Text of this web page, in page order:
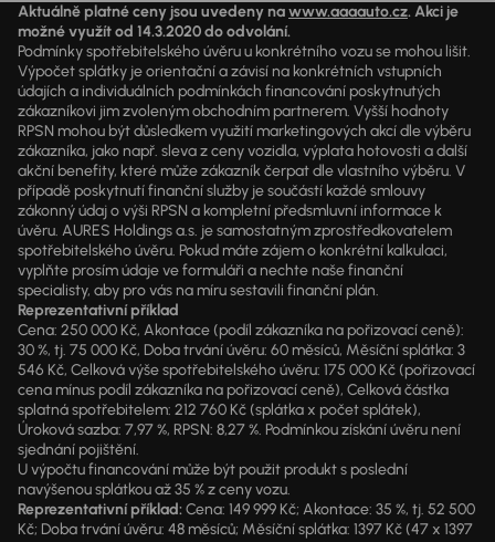
Aktuálně platné ceny jsou uvedeny nawww.aaaauto.cz. Akci je
možné využít od 14.3.2020 do odvolání.
Podmínky spotřebitelského úvěru u konkrétního vozu se mohou lišit.
Výpočet splátky je orientační a závisí na konkrétních vstupních
údajích a individuálních podmínkách financování poskytnutých
zákazníkovi jim zvoleným obchodním partnerem. Vyšší hodnoty
RPSN mohou být důsledkem využití marketingových akcí dle výběru
zákazníka, jako např. sleva z ceny vozidla, výplata hotovosti a další
akční benefity, které může zákazník čerpat dle vlastního výběru. V
případě poskytnutí finanční služby je součástí každé smlouvy
zákonný údaj o výši RPSN a kompletní předsmluvní informace k
úvěru. AURES Holdings a.s. je samostatným zprostředkovatelem
spotřebitelského úvěru. Pokud máte zájem o konkrétní kalkulaci,
vyplňte prosím údaje ve formuláři a nechte naše finanční
specialisty, aby pro vás na míru sestavili finanční plán.
Reprezentativní příklad
Cena: 250 000 Kč, Akontace (podíl zákazníka na pořizovací ceně):
30 %, tj. 75 000 Kč, Doba trvání úvěru: 60 měsíců, Měsíční splátka: 3
546 Kč, Celková výše spotřebitelského úvěru: 175 000 Kč (pořizovací
cena mínus podíl zákazníka na pořizovací ceně), Celková částka
splatná spotřebitelem: 212 760 Kč (splátka x počet splátek),
Úroková sazba: 7,97 %, RPSN: 8,27 %. Podmínkou získání úvěru není
sjednání pojištění.
U výpočtu financování může být použit produkt s poslední
navýšenou splátkou až 35 % z ceny vozu.
Reprezentativní příklad:Cena: 149 999 Kč; Akontace: 35 %, tj. 52 500
Kč; Doba trvání úvěru: 48 měsíců; Měsíční splátka: 1397 Kč (47 x 1397